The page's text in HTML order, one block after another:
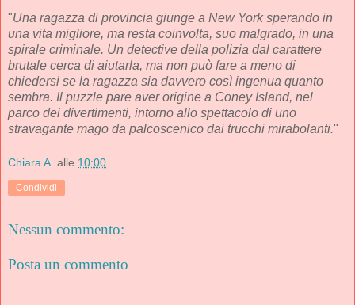
"Una ragazza di provincia giunge a New York sperando in
una vita migliore, ma resta coinvolta, suo malgrado, in una
spirale criminale. Un detective della polizia dal carattere
brutale cerca di aiutarla, ma non può fare a meno di
chiedersi se la ragazza sia davvero così ingenua quanto
sembra. Il puzzle pare aver origine a Coney Island, nel
parco dei divertimenti, intorno allo spettacolo di uno
stravagante mago da palcoscenico dai trucchi mirabolanti."
Chiara A. alle 10:00
Condividi
Nessun commento:
Posta un commento